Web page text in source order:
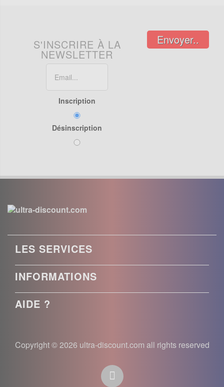
S'INSCRIRE À LA
NEWSLETTER
Inscription
Désinscription
Envoyer..
LES SERVICES
INFORMATIONS
AIDE ?
Copyright © 2026 ultra-discount.com all rights reserved